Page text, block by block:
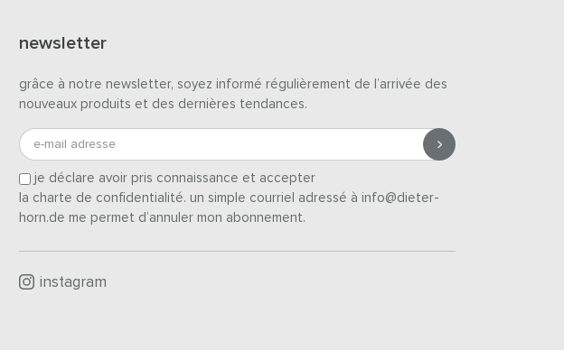
newsletter
grâce à notre newsletter, soyez informé régulièrement de l’arrivée des
nouveaux produits et des dernières tendances.
e-mail adresse
je déclare avoir pris connaissance et accepter
la charte de confidentialité. un simple courriel adressé à info@dieter-
horn.de me permet d’annuler mon abonnement.
instagram